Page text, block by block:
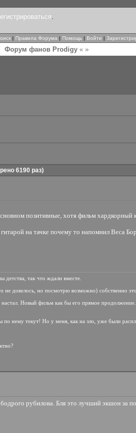
.
| Правила Форума | Помощь | Войти |
Форум фанов Prodigy« »
6190 раз)
позитивные, хотя фильм
на тачке почему то напомнил Веса
так что ждали вместе.
не довелось, но посмотрю возможно) собственно
Новый фильм как бы его прямое
нему текут! Но у меня, как на зло, уже были
рубилова. Бля это лучший экшон за